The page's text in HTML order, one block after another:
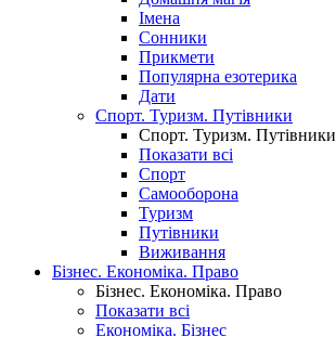
Імена
Сонники
Прикмети
Популярна езотерика
Дати
Спорт. Туризм. Путівники
Спорт. Туризм. Путівники
Показати всі
Спорт
Самооборона
Туризм
Путівники
Виживання
Бізнес. Економіка. Право
Бізнес. Економіка. Право
Показати всі
Економіка. Бізнес